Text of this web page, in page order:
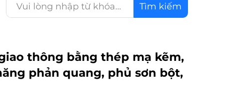
Tìm kiếm
thông bằng thép mạ kẽm,
phản quang, phủ sơn bột,